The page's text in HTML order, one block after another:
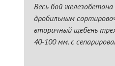
Весь бой
дробильным
вторичный щебень
40-100 мм. с